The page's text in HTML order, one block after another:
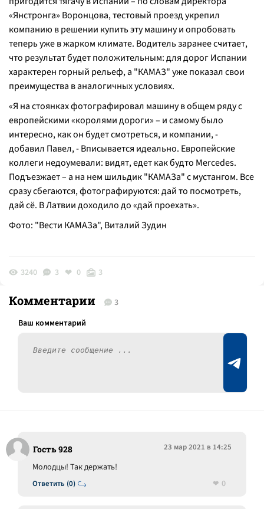
«Янстронга» Воронцова, тестовый проезд укрепил
компанию в решении купить эту машину и опробовать
теперь уже в жарком климате. Водитель заранее считает,
что результат будет положительным: для дорог Испании
характерен горный рельеф, а "КАМАЗ" уже показал свои
преимущества в аналогичных условиях.
«Я на стоянках фотографировал машину в общем ряду с
европейскими «королями дороги» – и самому было
интересно, как он будет смотреться, и компании, -
добавил Павел, - Вписывается идеально. Европейские
коллеги недоумевали: видят, едет как будто Mercedes.
Подъезжает – а на нем шильдик "КАМАЗа" с мустангом. Все
сразу сбегаются, фотографируются: дай то посмотреть,
дай сё. В Латвии доходило до «дай проехать».
Фото: "Вести КАМАЗа", Виталий Зудин
3240 3 0 3
Комментарии 3
Гость 928 23 мар 2021 в 14:25
Ответить (0)
Молодцы! Так держать!
0